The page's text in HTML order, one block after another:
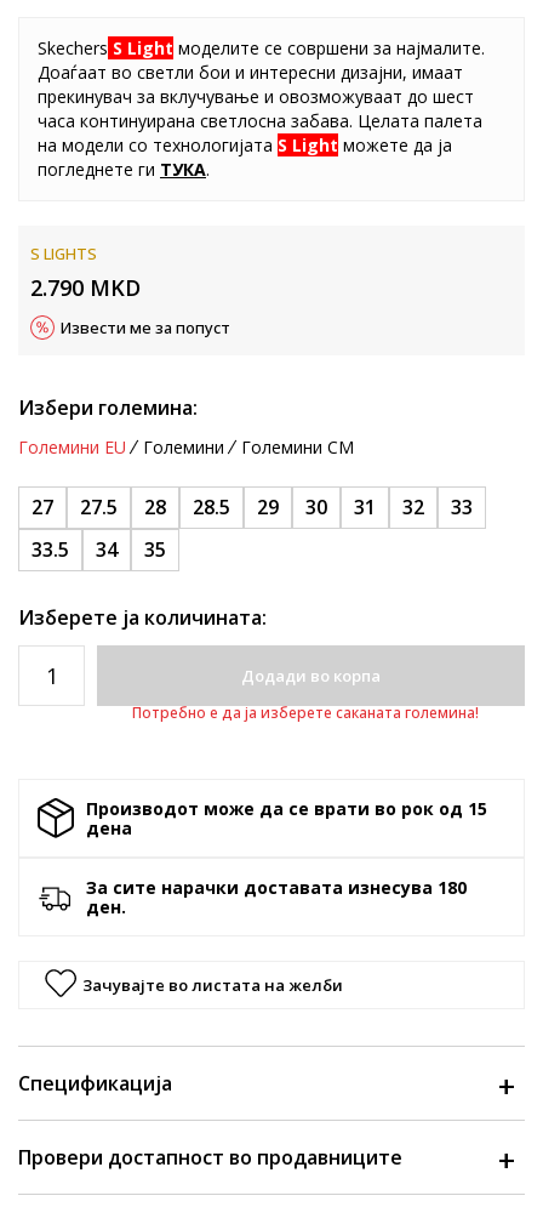
Skechers S Light моделите се совршени за најмалите.
Доаѓаат во светли бои и интересни дизајни, имаат
прекинувач за вклучување и овозможуваат до шест
часа континуирана светлосна забава. Целата палета
на модели со технологијата S Light можете да ја
погледнете ги ТУКА.
S LIGHTS
2.790 MKD
Извести ме за попуст
Избери големина:
Големини EU Големини Големини CM
27 27.5 28 28.5 29 30 31 32
33
33.5
34 35
Изберете ја количината:
Додади во корпа
Потребно е да ја изберете саканата големина!
Производот може да се врати во рок од 15
денa
За сите нарачки доставата изнесува 180
ден.
Зачувајте во листата на желби
Спецификација
Провери достапност во продавниците